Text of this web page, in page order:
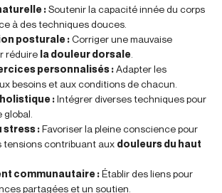
:Soutenir la capacité innée du corps
à des techniques douces.
posturale :Corriger une mauvaise
réduire la douleur dorsale
personnalisés :Adapter les
besoins et aux conditions de chacun.
:Intégrer diverses techniques pour
stress :Favoriser la pleine conscience pour
tensions contribuant aux douleurs du haut
communautaire :Établir des liens pour
partagées et un soutien.